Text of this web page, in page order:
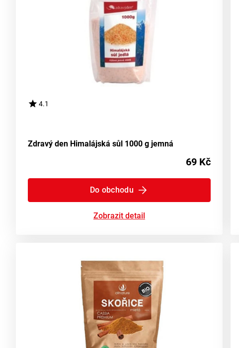
4.1
Zdravý den Himalájská sůl 1000 g jemná
69 Kč
Do obchodu
Zobrazit detail